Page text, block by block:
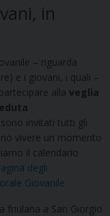
in
– riguarda
e i giovani, i quali –
alla veglia
sono invitati tutti gli
vivere un momento
il calendario
degli
Giovanile
friulana a San Giorgio